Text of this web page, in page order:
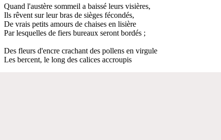
Quand l'austère sommeil a baissé leurs visières,
Ils rêvent sur leur bras de sièges fécondés,
De vrais petits amours de chaises en lisière
Par lesquelles de fiers bureaux seront bordés ;
Des fleurs d'encre crachant des pollens en virgule
Les bercent, le long des calices accroupis